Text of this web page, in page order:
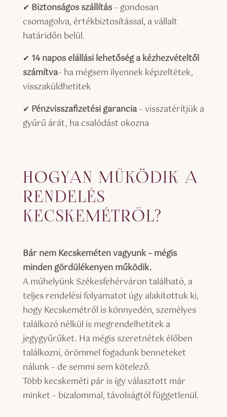
✔ Biztonságos szállítás– gondosan
csomagolva, értékbiztosítással, a vállalt
határidőn belül.
✔ 14 napos elállási lehetőséga kézhezvételtől
számítva– ha mégsem ilyennek képzeltétek,
visszaküldhetitek
✔ Pénzvisszafizetési garancia– visszatérítjük a
gyűrű árát, ha csalódást okozna
HOGYAN MŰKÖDIK A
RENDELÉS
KECSKEMÉTRŐL?
Bár nem Kecskeméten vagyunk – mégis
minden gördülékenyen működik.
A műhelyünk Székesfehérváron található, a
teljes rendelési folyamatot úgy alakítottuk ki,
hogy Kecskemétről is könnyedén, személyes
találkozó nélkül is megrendelhetitek a
jegygyűrűket. Ha mégis szeretnétek élőben
találkozni, örömmel fogadunk benneteket
nálunk – de semmi sem kötelező.
Több kecskeméti pár is így választott már
minket – bizalommal, távolságtól függetlenül.